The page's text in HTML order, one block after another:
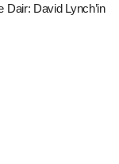
Dair: David Lynch’in